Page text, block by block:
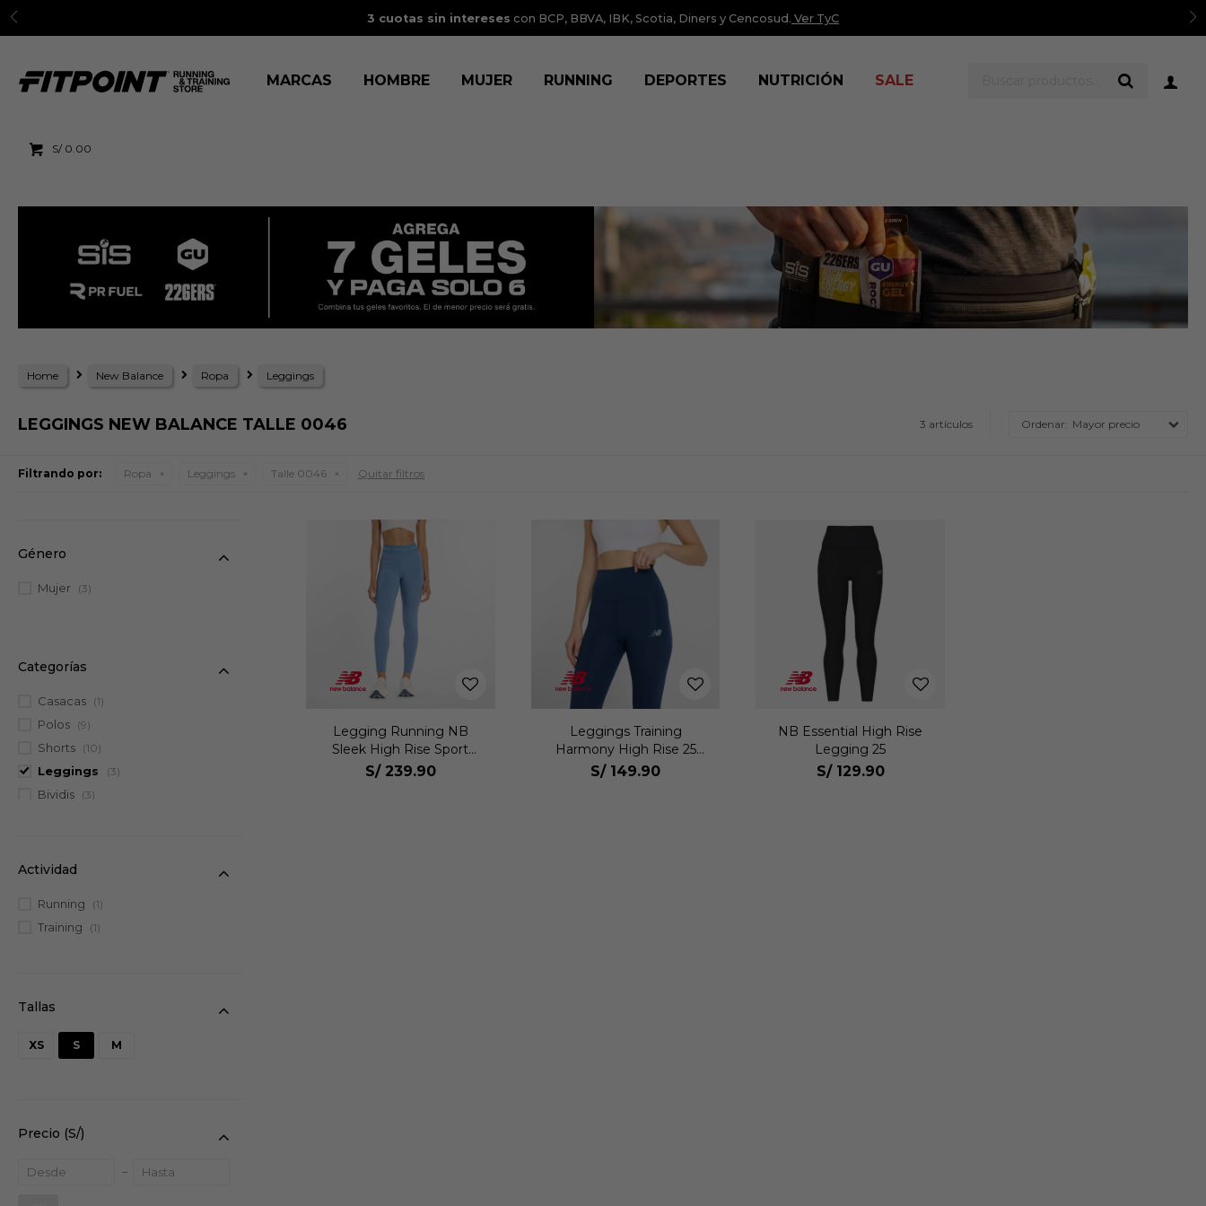
3 cuotas sin intereses con BCP, BBVA, IBK, Scotia, Diners y Cencosud. Ver TyC
MARCAS HOMBRE MUJER RUNNING DEPORTES NUTRICIÓN SALE
S/ 0.00
Home New Balance Ropa Leggings
LEGGINGS NEW BALANCE TALLE 0046 3 artículos Mayor precio
Filtrando por: Ropa Leggings Talle 0046 Quitar filtros
Legging Running NB
Sleek High Rise Sport
Legging 25 Mujer
S/ 239.90
Leggings Training
Harmony High Rise 25
Mujer
S/ 149.90
NB Essential High Rise
Legging 25
S/ 129.90
Categorías
Casacas (1)
Polos (9)
Shorts (10)
Leggings (3)
Bividis (3)
XS S M
Precio (S/)
Género
Mujer (3)
Actividad
Running (1)
Training (1)